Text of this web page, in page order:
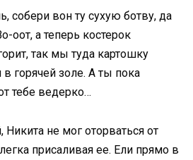
собери вон ту сухую ботву, да
оот, а теперь костерок
так мы туда картошку
в горячей золе. А ты пока
тебе ведерко…
не мог оторваться от
присаливая ее. Ели прямо в